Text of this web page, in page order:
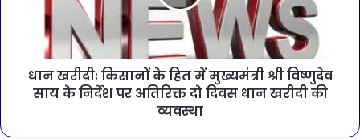
धान खरीदीः किसानों के हित में मुख्यमंत्री श्री विष्णुदेव
साय के निर्देश पर अतिरिक्त दो दिवस धान खरीदी की
व्यवस्था